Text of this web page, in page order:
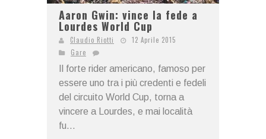
Aaron Gwin: vince la fede a
Lourdes World Cup
Claudio Riotti
12 Aprile 2015
Gare
Il forte rider americano, famoso per
essere uno tra i più credenti e fedeli
del circuito World Cup, torna a
vincere a Lourdes, e mai località
fu...